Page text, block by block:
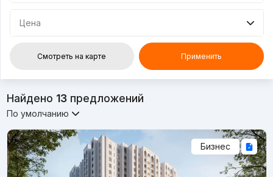
Цена
Смотреть на карте Применить
Найдено 13предложений
По умолчанию
Бизнес